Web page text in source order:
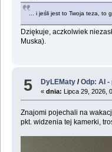
... i jeśli jest to Twoja teza, to
Dziękuje, aczkolwiek
Muska).
5 DyLEMaty /Odp: AI
«dnia: Lipca 29, 2026,
Znajomi pojechali na
pkt. widzenia tej kamerki,